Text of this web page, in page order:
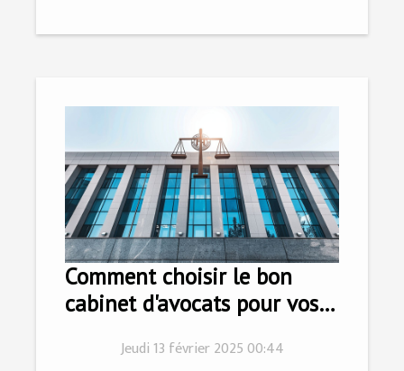
Comment choisir le bon
cabinet d'avocats pour vos
Jeudi 13 février 2025 00:44